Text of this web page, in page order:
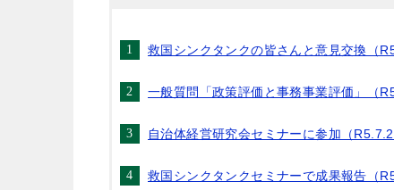
救国シンクタンクの皆さんと意見交換（
一般質問「政策評価と事務事業評価」（
自治体経営研究会セミナーに参加（
救国シンクタンクセミナーで成果報告（